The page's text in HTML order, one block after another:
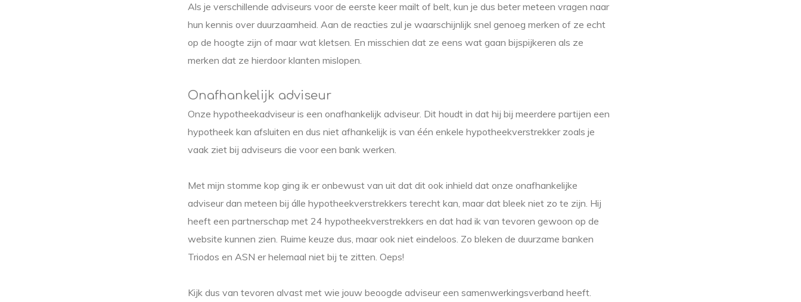
Als je verschillende adviseurs voor de eerste keer mailt of belt, kun je dus beter meteen vragen naar
hun kennis over duurzaamheid. Aan de reacties zul je waarschijnlijk snel genoeg merken of ze echt
op de hoogte zijn of maar wat kletsen. En misschien dat ze eens wat gaan bijspijkeren als ze
merken dat ze hierdoor klanten mislopen.
Onafhankelijk adviseur
Onze hypotheekadviseur is een onafhankelijk adviseur. Dit houdt in dat hij bij meerdere partijen een
hypotheek kan afsluiten en dus niet afhankelijk is van één enkele hypotheekverstrekker zoals je
vaak ziet bij adviseurs die voor een bank werken.
Met mijn stomme kop ging ik er onbewust van uit dat dit ook inhield dat onze onafhankelijke
adviseur dan meteen bij álle hypotheekverstrekkers terecht kan, maar dat bleek niet zo te zijn. Hij
heeft een partnerschap met 24 hypotheekverstrekkers en dat had ik van tevoren gewoon op de
website kunnen zien. Ruime keuze dus, maar ook niet eindeloos. Zo bleken de duurzame banken
Triodos en ASN er helemaal niet bij te zitten. Oeps!
Kijk dus van tevoren alvast met wie jouw beoogde adviseur een samenwerkingsverband heeft.